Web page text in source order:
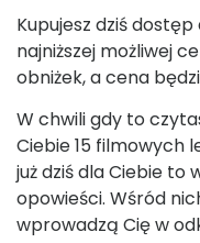
Kupujesz dziś
najniższej możliwej
obniżek, a cena
W chwili gdy to
Ciebie 15 filmowych
już dziś dla Ciebie to
opowieści. Wśród
wprowadzą Cię w